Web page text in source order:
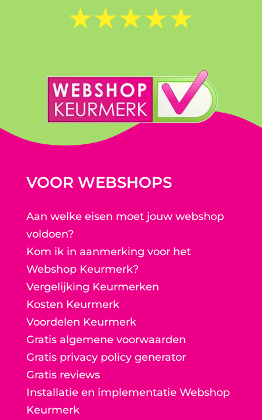
☆☆☆☆☆
VOOR WEBSHOPS
Aan welke eisen moet jouw webshop
voldoen?
Kom ik in aanmerking voor het
Webshop Keurmerk?
Vergelijking Keurmerken
Kosten Keurmerk
Voordelen Keurmerk
Gratis algemene voorwaarden
Gratis privacy policy generator
Gratis reviews
Installatie en implementatie Webshop
Keurmerk